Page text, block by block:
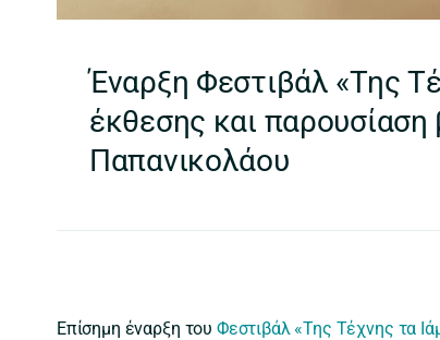
Έναρξη Φεστιβάλ «Της
έκθεσης και παρουσίαση
Παπανικολάου
Επίσημη έναρξη του Φεστιβάλ «Της Τέχνης τα